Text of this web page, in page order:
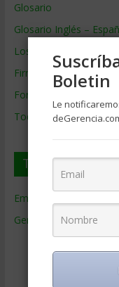
Glosario
Glosario Inglés –
Los mejores MBA
Firmas de Gerencia
Formación de Gerencia
Todos los Temas
Temas de
Empresas de Gerencia
Gerencia
(9.477)
Ciencias
Boletin
Le